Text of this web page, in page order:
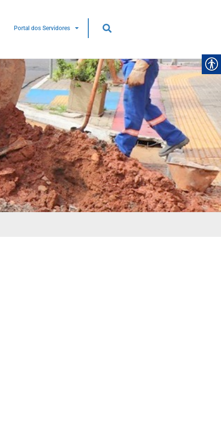
Portal dos Servidores